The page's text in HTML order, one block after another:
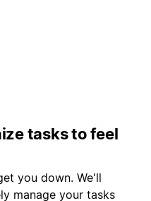
tasks to feel
you down. We'll
manage your tasks